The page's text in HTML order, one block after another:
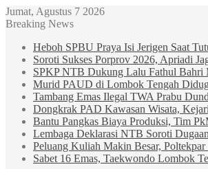
Jumat, Agustus 7 2026
Breaking News
Heboh SPBU Praya Isi Jerigen Saat
Soroti Sukses Porprov 2026, Apriadi
SPKP NTB Dukung Lalu Fathul
Murid PAUD di Lombok Tengah
Tambang Emas Ilegal TWA Prabu
Dongkrak PAD Kawasan Wisata,
Bantu Pangkas Biaya Produksi, Tim
Lembaga Deklarasi NTB Soroti
Peluang Kuliah Makin Besar,
Sabet 16 Emas, Taekwondo Lombok